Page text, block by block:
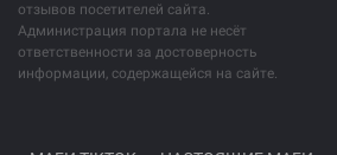
отзывов посетителей сайта.
Администрация портала не несёт
ответственности за достоверность
информации, содержащейся на сайте.